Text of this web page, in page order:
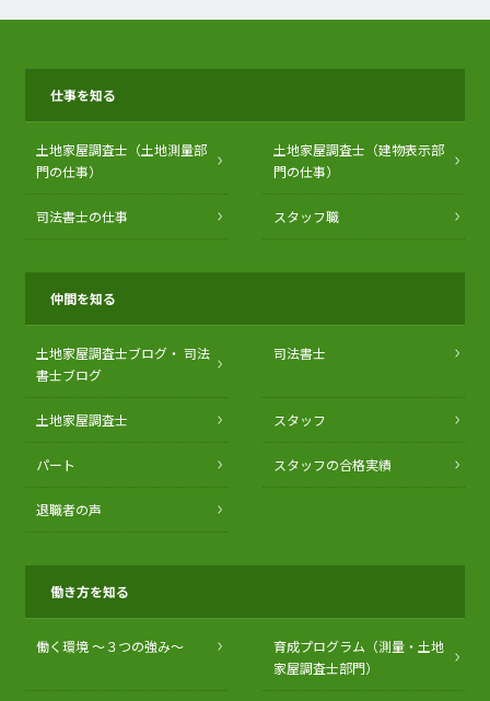
仕事を知る
土地家屋調査士（土地測量部
門の仕事）
土地家屋調査士（建物表示部
門の仕事）
司法書士の仕事 スタッフ職
仲間を知る
土地家屋調査士ブログ・ 司法
書士ブログ
司法書士
土地家屋調査士 スタッフ
パート スタッフの合格実績
退職者の声
働き方を知る
働く環境 〜３つの強み〜
育成プログラム（測量・土地
家屋調査士部門）